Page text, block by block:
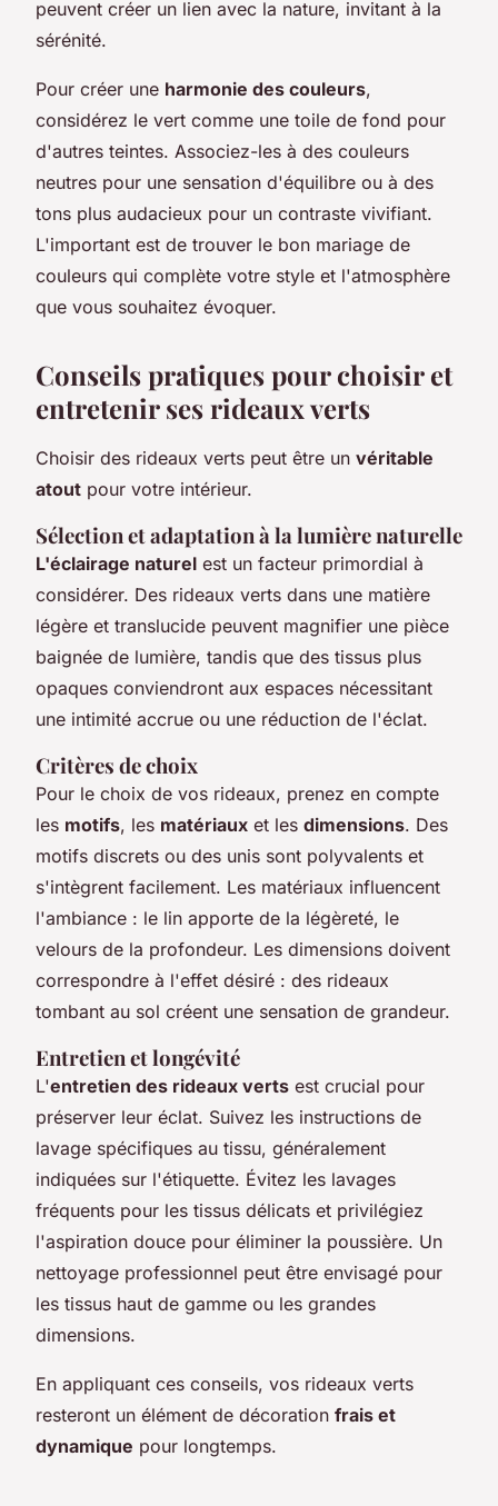
peuvent créer un lien avec la nature, invitant à la
sérénité.
Pour créer une harmonie des couleurs,
considérez le vert comme une toile de fond pour
d'autres teintes. Associez-les à des couleurs
neutres pour une sensation d'équilibre ou à des
tons plus audacieux pour un contraste vivifiant.
L'important est de trouver le bon mariage de
couleurs qui complète votre style et l'atmosphère
que vous souhaitez évoquer.
Conseils pratiques pour choisir et
entretenir ses rideaux verts
Choisir des rideaux verts peut être un véritable
atout pour votre intérieur.
Sélection et adaptation à la lumière naturelle
L'éclairage naturel est un facteur primordial à
considérer. Des rideaux verts dans une matière
légère et translucide peuvent magnifier une pièce
baignée de lumière, tandis que des tissus plus
opaques conviendront aux espaces nécessitant
une intimité accrue ou une réduction de l'éclat.
Critères de choix
Pour le choix de vos rideaux, prenez en compte
les motifs, les matériaux et les dimensions. Des
motifs discrets ou des unis sont polyvalents et
s'intègrent facilement. Les matériaux influencent
l'ambiance : le lin apporte de la légèreté, le
velours de la profondeur. Les dimensions doivent
correspondre à l'effet désiré : des rideaux
tombant au sol créent une sensation de grandeur.
Entretien et longévité
L'entretien des rideaux verts est crucial pour
préserver leur éclat. Suivez les instructions de
lavage spécifiques au tissu, généralement
indiquées sur l'étiquette. Évitez les lavages
fréquents pour les tissus délicats et privilégiez
l'aspiration douce pour éliminer la poussière. Un
nettoyage professionnel peut être envisagé pour
les tissus haut de gamme ou les grandes
dimensions.
En appliquant ces conseils, vos rideaux verts
resteront un élément de décoration frais et
dynamique pour longtemps.